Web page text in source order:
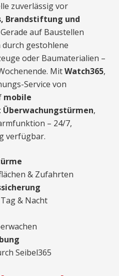
zuverlässig vor
Brandstiftung und
auf Baustellen
gestohlene
oder Baumaterialien –
MitWatch365,
Service von
mobile
,
– 24/7,
verfügbar.
& Zufahrten
& Nacht
Seibel365